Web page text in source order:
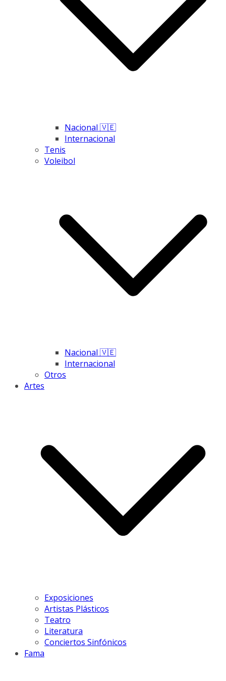
Nacional 🇻🇪
Internacional
Tenis
Voleibol
Nacional 🇻🇪
Internacional
Otros
Artes
Exposiciones
Artistas Plásticos
Teatro
Literatura
Conciertos Sinfónicos
Fama